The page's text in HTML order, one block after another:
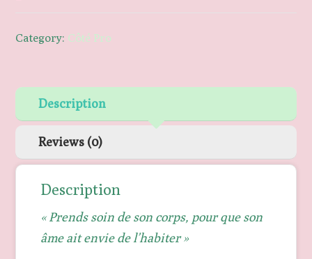
Category: Côté Pro
Description
Reviews (0)
Description
« Prends soin de son corps, pour que son
âme ait envie de l’habiter »